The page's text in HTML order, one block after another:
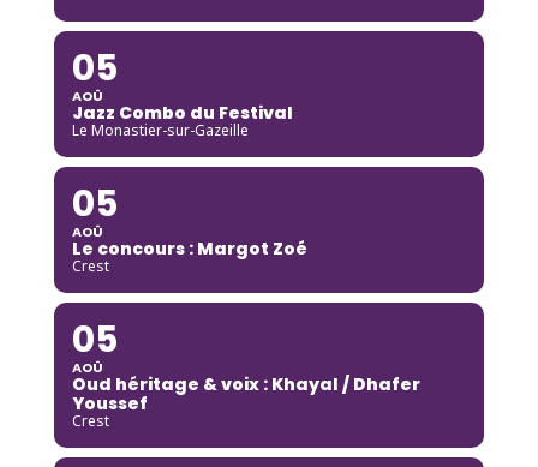
05
AOÛ
Jazz Combo du Festival
Le Monastier-sur-Gazeille
05
AOÛ
Le concours : Margot Zoé
Crest
05
AOÛ
Oud héritage & voix : Khayal / Dhafer
Youssef
Crest